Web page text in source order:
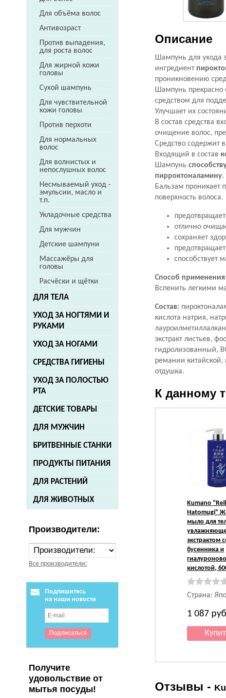
Для объёма волос
Антивозраст
Против выпадения,
для роста волос
Для жирной кожи
головы
Сухой шампунь
Для чувствительной
кожи головы
Против перхоти
Для нормальных
волос
Для волнистых и
непослушных волос
Несмываемый уход -
эмульсии, масло и
т.п.
Укладочные средства
Для мужчин
Детские шампуни
Массажёры для
головы
Расчёски и щётки
ДЛЯ ТЕЛА
УХОД ЗА НОГТЯМИ И
РУКАМИ
УХОД ЗА НОГАМИ
СРЕДСТВА ГИГИЕНЫ
УХОД ЗА ПОЛОСТЬЮ
РТА
ДЕТСКИЕ ТОВАРЫ
ДЛЯ МУЖЧИН
БРИТВЕННЫЕ СТАНКИ
ПРОДУКТЫ ПИТАНИЯ
ДЛЯ РАСТЕНИЙ
ДЛЯ ЖИВОТНЫХ
Производители:
Все производители:
Подпишитесь
на наши новости
Получите
удовольствие от
мытья посуды!
Описание
Шампунь для ухода
ингредиент
проникновению
Шампунь прекрасно
средством для
Улучшает их
В состав средства
очищение волос,
Средство содержит
Входящий в состав
Шампунь
пирроктоналамину.
Бальзам проникает
поверхность волоса.
отлично
сохраняет
способствует
Способ
Вспенить легкими
Состав:
кислота натрия,
экстракт листьев,
гидролизованный,
ремании китайской,
отдушка.
К данному
Kumano
Hatomugi"
мыло для
экстрактом
бусенника и
кислотой,
Страна:
1 087
Отзывы -